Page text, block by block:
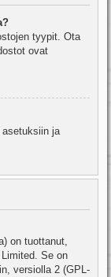
tyypit. Ota
ovat
ja
on tuottanut,
. Se on
versiolla 2 (GPL-